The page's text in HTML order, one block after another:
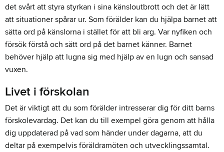
det svårt att styra styrkan i sina känsloutbrott och det är lätt
att situationer spårar ur. Som förälder kan du hjälpa barnet att
sätta ord på känslorna i stället för att bli arg. Var nyfiken och
försök förstå och sätt ord på det barnet känner. Barnet
behöver hjälp att lugna sig med hjälp av en lugn och sansad
vuxen.
Livet i förskolan
Det är viktigt att du som förälder intresserar dig för ditt barns
förskolevardag. Det kan du till exempel göra genom att hålla
dig uppdaterad på vad som händer under dagarna, att du
deltar på exempelvis föräldramöten och utvecklingssamtal.